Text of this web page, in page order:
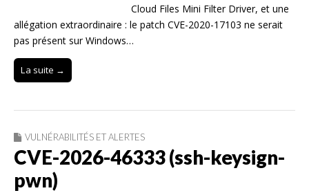
Cloud Files Mini Filter Driver, et une
allégation extraordinaire : le patch CVE-2020-17103 ne serait
pas présent sur Windows…
La suite →
VULNÉRABILITÉS ET ALERTES
CVE-2026-46333 (ssh-keysign-
pwn)